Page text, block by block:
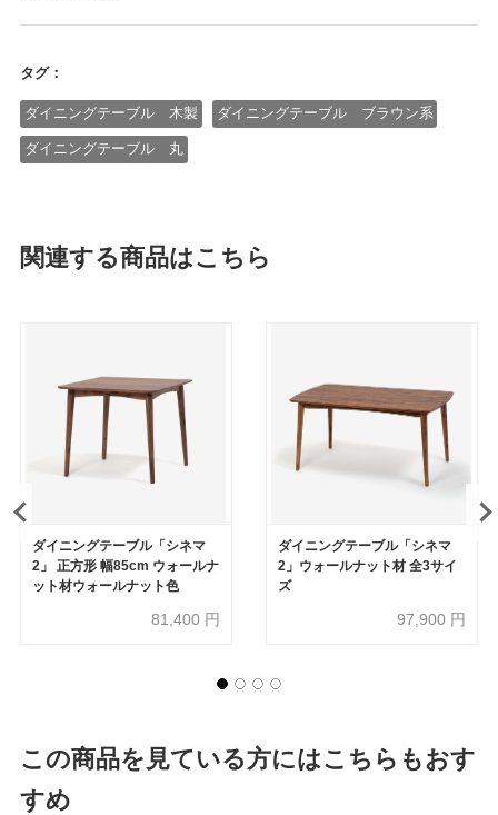
タグ：
ダイニングテーブル 木製 ダイニングテーブル ブラウン系
ダイニングテーブル 丸
関連する商品はこちら
ダイニングテーブル「シネマ
2」 正方形 幅85cm ウォールナ
ット材ウォールナット色
81,400 円
ダイニングテーブル「シネマ
2」ウォールナット材 全3サイ
ズ
97,900 円
この商品を見ている方にはこちらもおす
すめ